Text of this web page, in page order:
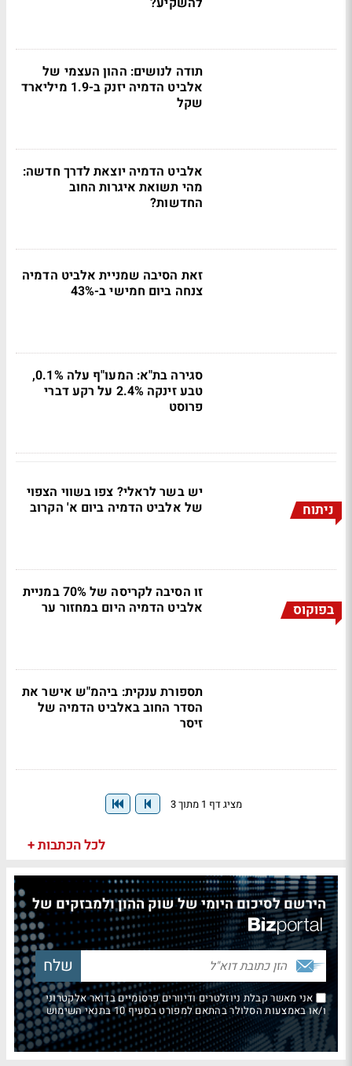
תודה לנושים: ההון העצמי של
אלביט הדמיה יזנק ב-1.9 מיליארד
שקל
אלביט הדמיה יוצאת לדרך חדשה:
מהי תשואת איגרות החוב
החדשות?
זאת הסיבה שמניית אלביט הדמיה
צנחה ביום חמישי ב-43%
סגירה בת"א: המעו"ף עלה 0.1%,
טבע זינקה 2.4% על רקע דברי
פרוסט
ניתוח
יש בשר לראלי? צפו בשווי הצפוי
של אלביט הדמיה ביום א' הקרוב
בפוקוס
זו הסיבה לקריסה של 70% במניית
אלביט הדמיה היום במחזור ער
תספורת ענקית: ביהמ"ש אישר את
הסדר החוב באלביט הדמיה של
זיסר
מציג דף 1 מתוך 3
לכל הכתבות +
הירשם לסיכום היומי של שוק ההון ולמבזקים של
אני מאשר קבלת ניוזלטרים ודיוורים פרסומיים בדואר אלקטרוני
ו/או באמצעות הסלולר בהתאם למפורט בסעיף 10 בתנאי השימוש